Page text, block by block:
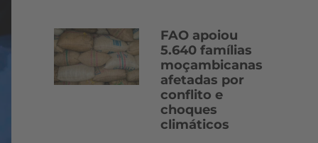
FAO apoiou
5.640 famílias
moçambicanas
afetadas por
conflito e
choques
climáticos